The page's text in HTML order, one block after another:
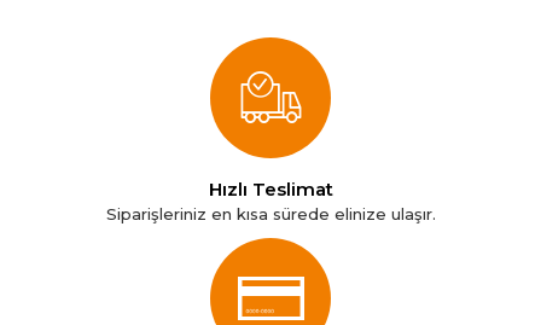
Hızlı Teslimat
Siparişleriniz en kısa sürede elinize ulaşır.